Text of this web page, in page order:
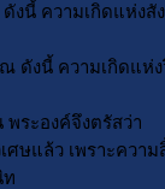
ความเกิดแห่งสัง
ความเกิดแห่ง
องค์จึงตรัสว่า
ว เพราะความสิ้
ท